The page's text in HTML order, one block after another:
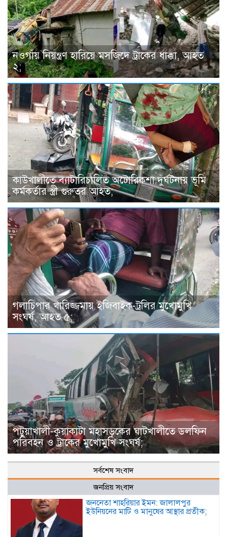
নওগাঁয় নিয়ন্ত্রণ হারিয়ে মসজিদে ট্রাকের ধাক্কা, আহত
২;
কাউখালীতে ব্যাটারিচালিত অটোরিকশা দুর্ঘটনায় ভূমি
কর্মকর্তার স্ত্রী গুরুতর আহত;
গলাচিপার খারিজ্জমায় ইজিবাইক-ট্রলির মুখোমুখি
সংঘর্ষ, আহত ৫;
পটুয়াখালী-কুয়াকাটা মহাসড়কের ঘাটখালীতে ডলফিন
পরিবহন ও ট্রাকের মুখোমুখি সংঘর্ষ;
সর্বশেষ সংবাদ
জনপ্রিয় সংবাদ
জননেতা শাহরিয়ার ইমন: জালালপুর
ইউনিয়নের মাটি ও মানুষের আস্থার প্রতীক;